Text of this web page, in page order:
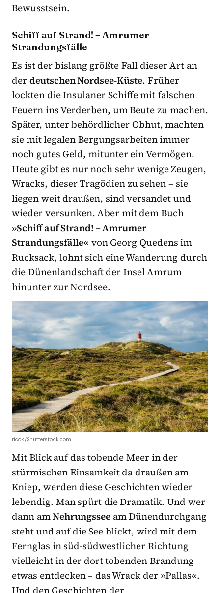
Bewusstsein.
Schiff auf Strand! – Amrumer
Strandungsfälle
Es ist der bislang größte Fall dieser Art an
derdeutschen Nordsee-Küste. Früher
lockten die Insulaner Schiffe mit falschen
Feuern ins Verderben, um Beute zu machen.
Später, unter behördlicher Obhut, machten
sie mit legalen Bergungsarbeiten immer
noch gutes Geld, mitunter ein Vermögen.
Heute gibt es nur noch sehr wenige Zeugen,
Wracks, dieser Tragödien zu sehen – sie
liegen weit draußen, sind versandet und
wieder versunken. Aber mit dem Buch
»Schiff auf Strand! – Amrumer
Strandungsfälle« von Georg Quedens im
Rucksack, lohnt sich eine Wanderung durch
die Dünenlandschaft der Insel Amrum
hinunter zur Nordsee.
ricok/Shutterstock.com
Mit Blick auf das tobende Meer in der
stürmischen Einsamkeit da draußen am
Kniep, werden diese Geschichten wieder
lebendig. Man spürt die Dramatik. Und wer
dann amNehrungssee am Dünendurchgang
steht und auf die See blickt, wird mit dem
Fernglas in süd-südwestlicher Richtung
vielleicht in der dort tobenden Brandung
etwas entdecken – das Wrack der »Pallas«.
Und den Geschichten der